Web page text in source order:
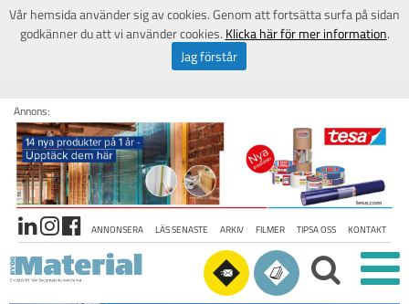
Annons:
ANNONSERA LÄS SENASTE ARKIV FILMER TIPSA OSS KONTAKT
Vår hemsida använder sig av cookies. Genom att fortsätta surfa på sidan
godkänner du att vi använder cookies. Klicka här för mer information.
Jag förstår